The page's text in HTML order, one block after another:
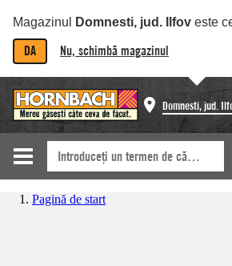
Magazinul Domnesti, jud. Ilfov este
DA Nu, schimbă magazinul
Domnesti, jud.
Pagină de start